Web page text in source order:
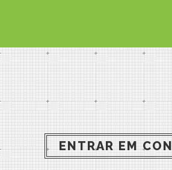
ENTRAR EM